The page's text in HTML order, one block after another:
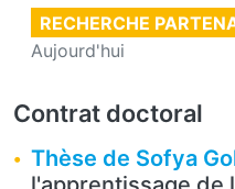
RECHERCHE
Aujourd'hui
Contrat doctoral
Thèse de Sofya